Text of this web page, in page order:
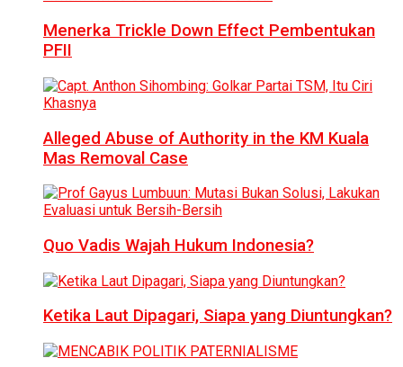
Menerka Trickle Down Effect Pembentukan
PFII
Alleged Abuse of Authority in the KM Kuala
Mas Removal Case
Quo Vadis Wajah Hukum Indonesia?
Ketika Laut Dipagari, Siapa yang Diuntungkan?